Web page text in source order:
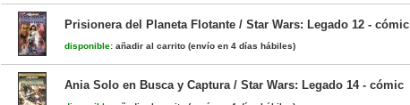
Prisionera del Planeta Flotante / Star Wars: Legado 12 - cómic
disponible: añadir al carrito (envío en 4 días hábiles)
Ania Solo en Busca y Captura / Star Wars: Legado 14 - cómic